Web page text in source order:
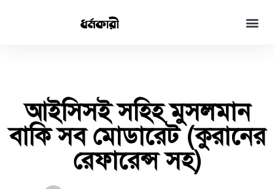
আইসিসই সহিহ মুসলমান
বাকি সব মোডারেট (কুরানের
রেফারেন্স সহ)